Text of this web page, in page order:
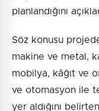
planlandığını
Söz konusu
makine ve metal,
mobilya, kâğıt ve
ve otomasyon ile
yer aldığını